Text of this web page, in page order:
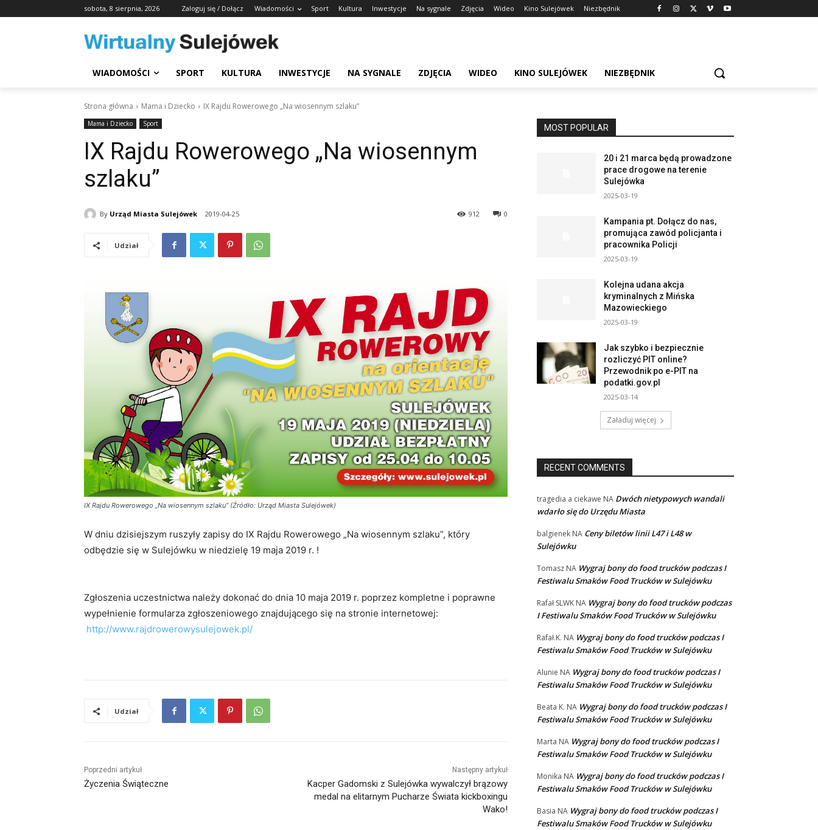
sobota, 8 sierpnia, 2026 Zaloguj się / Dołącz Wiadomości Sport Kultura Inwestycje Na sygnale Zdjęcia Wideo Kino Sulejówek Niezbędnik
WIADOMOŚCI SPORT KULTURA INWESTYCJE NA SYGNALE ZDJĘCIA WIDEO KINO SULEJÓWEK NIEZBĘDNIK
Strona główna Mama i Dziecko IX Rajdu Rowerowego „Na wiosennym szlaku”
Mama i Dziecko Sport
IX Rajdu Rowerowego „Na wiosennym
szlaku”
By Urząd Miasta Sulejówek 2019-04-25 0
912
Udział
IX Rajdu Rowerowego „Na wiosennym szlaku” (Źródło: Urząd Miasta Sulejówek)
W dniu dzisiejszym ruszyły zapisy do IX Rajdu Rowerowego „Na wiosennym szlaku”, który
odbędzie się w Sulejówku w niedzielę 19 maja 2019 r. !
Zgłoszenia uczestnictwa należy dokonać do dnia 10 maja 2019 r. poprzez kompletne i poprawne
wypełnienie formularza zgłoszeniowego znajdującego się na stronie internetowej:
http://www.rajdrowerowysulejowek.pl/
Udział
Poprzedni artykuł
Życzenia Świąteczne
Następny artykuł
Kacper Gadomski z Sulejówka wywalczył brązowy
medal na elitarnym Pucharze Świata kickboxingu
Wako!
MOST POPULAR
20 i 21 marca będą prowadzone
prace drogowe na terenie
Sulejówka
2025-03-19
Kampania pt. Dołącz do nas,
promująca zawód policjanta i
pracownika Policji
2025-03-19
Kolejna udana akcja
kryminalnych z Mińska
Mazowieckiego
2025-03-19
Jak szybko i bezpiecznie
rozliczyć PIT online?
Przewodnik po e-PIT na
podatki.gov.pl
2025-03-14
Załaduj więcej
RECENT COMMENTS
tragedia a ciekawe NA Dwóch nietypowych wandali
wdarło się do Urzędu Miasta
balgienek NA Ceny biletów linii L47 i L48 w
Sulejówku
Tomasz NA Wygraj bony do food trucków podczas I
Festiwalu Smaków Food Trucków w Sulejówku
Rafał SLWK NA Wygraj bony do food trucków podczas
I Festiwalu Smaków Food Trucków w Sulejówku
Rafał.K. NA Wygraj bony do food trucków podczas I
Festiwalu Smaków Food Trucków w Sulejówku
Alunie NA Wygraj bony do food trucków podczas I
Festiwalu Smaków Food Trucków w Sulejówku
Beata K. NA Wygraj bony do food trucków podczas I
Festiwalu Smaków Food Trucków w Sulejówku
Marta NA Wygraj bony do food trucków podczas I
Festiwalu Smaków Food Trucków w Sulejówku
Monika NA Wygraj bony do food trucków podczas I
Festiwalu Smaków Food Trucków w Sulejówku
Basia NA Wygraj bony do food trucków podczas I
Festiwalu Smaków Food Trucków w Sulejówku